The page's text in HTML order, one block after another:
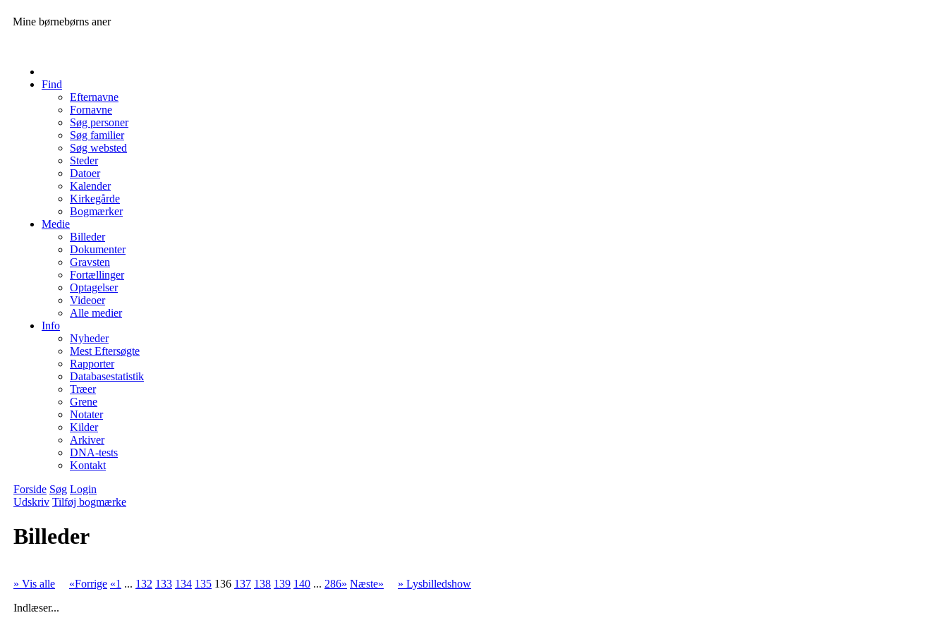
Mine børnebørns aner
Find
Efternavne
Fornavne
Søg personer
Søg familier
Søg websted
Steder
Datoer
Kalender
Kirkegårde
Bogmærker
Medie
Billeder
Dokumenter
Gravsten
Fortællinger
Optagelser
Videoer
Alle medier
Info
Nyheder
Mest Eftersøgte
Rapporter
Databasestatistik
Træer
Grene
Notater
Kilder
Arkiver
DNA-tests
Kontakt
Forside Søg Login
Udskriv Tilføj bogmærke
Billeder
» Vis alle «Forrige «1 ... 132 133 134 135 136 137 138 139 140 ... 286» Næste»
» Lysbilledshow
Indlæser...